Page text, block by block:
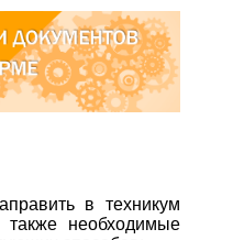
в техникум
необходимые